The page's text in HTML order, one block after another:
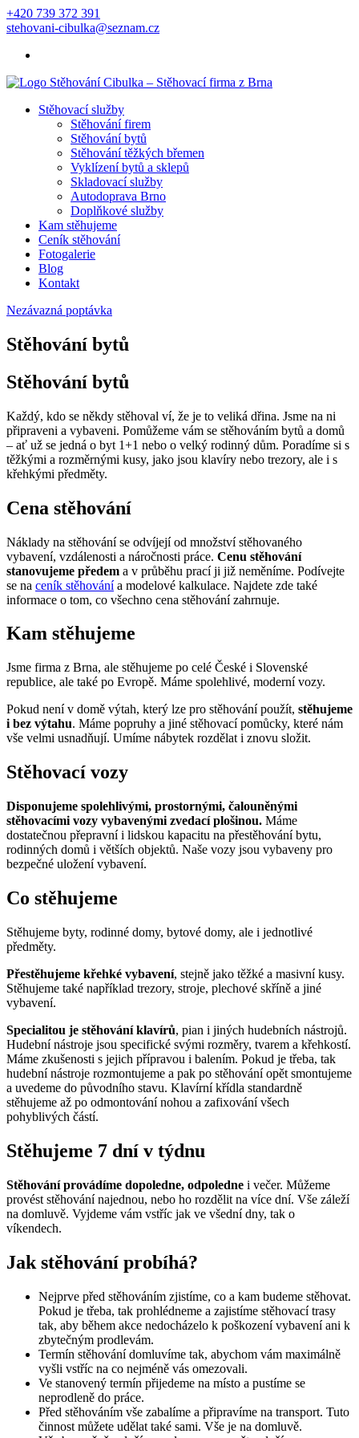
+420 739 372 391
stehovani-cibulka@seznam.cz
Stěhovací služby
Stěhování firem
Stěhování bytů
Stěhování těžkých břemen
Vyklízení bytů a sklepů
Skladovací služby
Autodoprava Brno
Doplňkové služby
Kam stěhujeme
Ceník stěhování
Fotogalerie
Blog
Kontakt
Nezávazná poptávka
Stěhování bytů
Stěhování bytů
Každý, kdo se někdy stěhoval ví, že je to veliká dřina. Jsme na ni
připraveni a vybaveni. Pomůžeme vám se stěhováním bytů a domů
– ať už se jedná o byt 1+1 nebo o velký rodinný dům. Poradíme si s
těžkými a rozměrnými kusy, jako jsou klavíry nebo trezory, ale i s
křehkými předměty.
Cena stěhování
Náklady na stěhování se odvíjejí od množství stěhovaného
vybavení, vzdálenosti a náročnosti práce. Cenu stěhování
stanovujeme předem a v průběhu prací ji již neměníme. Podívejte
se na ceník stěhovánía modelové kalkulace. Najdete zde také
informace o tom, co všechno cena stěhování zahrnuje.
Kam stěhujeme
Jsme firma z Brna, ale stěhujeme po celé České i Slovenské
republice, ale také po Evropě. Máme spolehlivé, moderní vozy.
Pokud není v domě výtah, který lze pro stěhování použít, stěhujeme
i bez výtahu. Máme popruhy a jiné stěhovací pomůcky, které nám
vše velmi usnadňují. Umíme nábytek rozdělat i znovu složit.
Stěhovací vozy
Disponujeme spolehlivými, prostornými, čalouněnými
stěhovacími vozy vybavenými zvedací plošinou. Máme
dostatečnou přepravní i lidskou kapacitu na přestěhování bytu,
rodinných domů i větších objektů. Naše vozy jsou vybaveny pro
bezpečné uložení vybavení.
Co stěhujeme
Stěhujeme byty, rodinné domy, bytové domy, ale i jednotlivé
předměty.
Přestěhujeme křehké vybavení, stejně jako těžké a masivní kusy.
Stěhujeme také například trezory, stroje, plechové skříně a jiné
vybavení.
Specialitou je stěhování klavírů, pian i jiných hudebních nástrojů.
Hudební nástroje jsou specifické svými rozměry, tvarem a křehkostí.
Máme zkušenosti s jejich přípravou i balením. Pokud je třeba, tak
hudební nástroje rozmontujeme a pak po stěhování opět smontujeme
a uvedeme do původního stavu. Klavírní křídla standardně
stěhujeme až po odmontování nohou a zafixování všech
pohyblivých částí.
Stěhujeme 7 dní v týdnu
Stěhování provádíme dopoledne, odpoledne i večer. Můžeme
provést stěhování najednou, nebo ho rozdělit na více dní. Vše záleží
na domluvě. Vyjdeme vám vstříc jak ve všední dny, tak o
víkendech.
Jak stěhování probíhá?
Nejprve před stěhováním zjistíme, co a kam budeme stěhovat.
Pokud je třeba, tak prohlédneme a zajistíme stěhovací trasy
tak, aby během akce nedocházelo k poškození vybavení ani k
zbytečným prodlevám.
Termín stěhování domluvíme tak, abychom vám maximálně
vyšli vstříc na co nejméně vás omezovali.
Ve stanovený termín přijedeme na místo a pustíme se
neprodleně do práce.
Před stěhováním vše zabalíme a připravíme na transport. Tuto
činnost můžete udělat také sami. Vše je na domluvě.